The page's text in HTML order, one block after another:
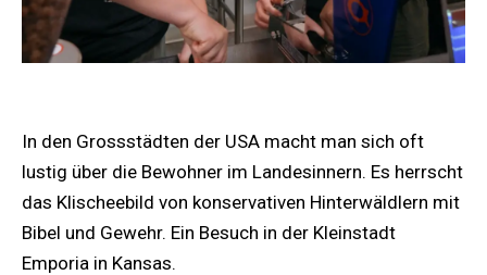
In den Grossstädten der USA macht man sich oft
lustig über die Bewohner im Landesinnern. Es herrscht
das Klischeebild von konservativen Hinterwäldlern mit
Bibel und Gewehr. Ein Besuch in der Kleinstadt
Emporia in Kansas.